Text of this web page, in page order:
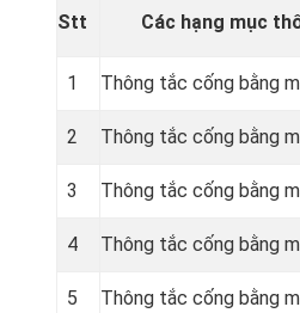
Stt Các hạng mục
1 Thông tắc cống bằng
2 Thông tắc cống bằng
3 Thông tắc cống bằng
4 Thông tắc cống bằng
5 Thông tắc cống bằng